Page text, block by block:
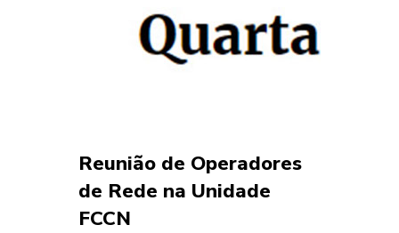
Reunião de Operadores
de Rede na Unidade
FCCN